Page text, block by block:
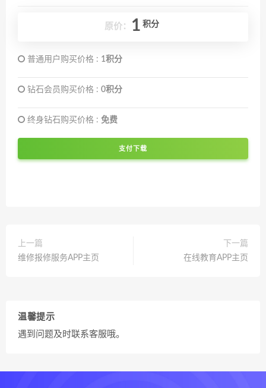
原价： 1 积分
普通用户购买价格 : 1积分
钻石会员购买价格 : 0积分
终身钻石购买价格 : 免费
支付下载
上一篇
维修报修服务APP主页
下一篇
在线教育APP主页
温馨提示
遇到问题及时联系客服哦。